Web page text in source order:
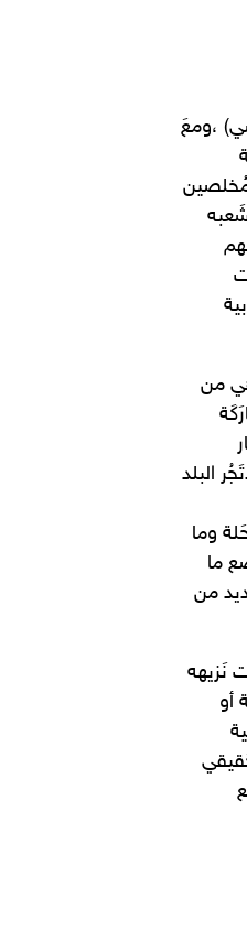
،ومعَ
مُخلصين
من
البلد
وما
ما
من
نَزيهه
أو